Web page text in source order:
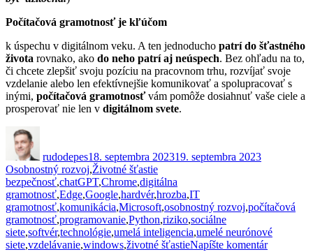
Počítačová gramotnosť je kľúčom
k úspechu v digitálnom veku. A ten jednoducho patrí do šťastného
života rovnako, ako do neho patrí aj neúspech. Bez ohľadu na to,
či chcete zlepšiť svoju pozíciu na pracovnom trhu, rozvíjať svoje
vzdelanie alebo len efektívnejšie komunikovať a spolupracovať s
inými, počítačová gramotnosťvám pomôže dosiahnuť vaše ciele a
prosperovať nie len v digitálnom svete.
rudodepes18. septembra 202319. septembra 2023
Osobnostný rozvoj,Životné šťastieZnačky
bezpečnosť,chatGPT,Chrome,digitálna
gramotnosť,Edge,Google,hardvér,hrozba,IT
gramotnosť,komunikácia,Microsoft,osobnostný rozvoj,počítačová
gramotnosť,programovanie,Python,riziko,sociálne
siete,softvér,technológie,umelá inteligencia,umelé neurónové
siete,vzdelávanie,windows,životné šťastieNapíšte komentárk